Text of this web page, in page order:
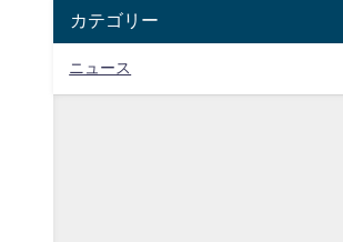
カテゴリー
ニュース